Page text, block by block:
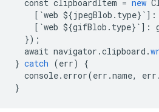
const clipboardItem = new
[ `web ${jpegBlob.type}` ] :
[ `web ${gifBlob.type}` ] :
});
await navigator .clipboard .
} catch (err)
{
console. error(err .name, err .
}